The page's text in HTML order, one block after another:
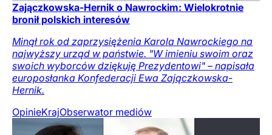
Zajączkowska-Hernik o Nawrockim: Wielokrotnie
bronił polskich interesów
Minął rok od zaprzysiężenia Karola Nawrockiego na
najwyższy urząd w państwie. "W imieniu swoim oraz
swoich wyborców dziękuję Prezydentowi" – napisała
europosłanka Konfederacji Ewa Zajączkowska-
Hernik.
OpinieKrajObserwator mediów